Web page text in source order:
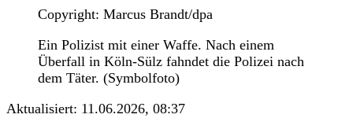
Copyright: Marcus Brandt/dpa
Ein Polizist mit einer Waffe. Nach einem
Überfall in Köln-Sülz fahndet die Polizei nach
dem Täter. (Symbolfoto)
Aktualisiert: 11.06.2026, 08:37